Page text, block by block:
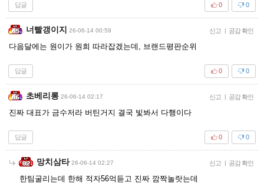
답글 0
0
너빨갱이지 26-06-14 00:59 신고 | 공감 확인
다음달에는 원이가 원희 따라잡겠는데, 브랜드평판순위
답글 0
0
초베리롱 26-06-14 02:17 신고 | 공감 확인
진짜 대표가 금수저라 버틴거지 결국 빛봐서 다행이다
답글 0
0
망치삼타 26-06-14 02:27 신고 | 공감 확인
한팀굴리는데 한해 적자56억듣고 진짜 깜짝놀랏는데